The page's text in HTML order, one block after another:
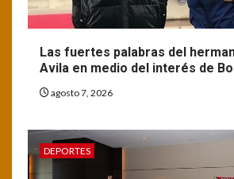
Las fuertes palabras del
Avila en medio del interés de
agosto 7, 2026
DEPORTES